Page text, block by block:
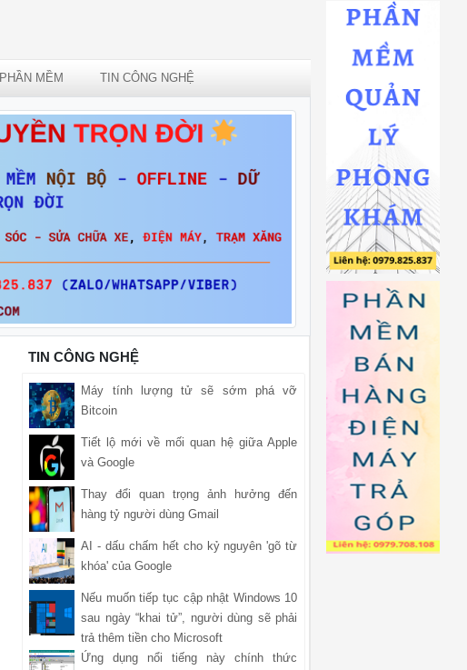
PHẦN MỀM TIN CÔNG NGHỆ
TIN CÔNG NGHỆ
Máy tính lượng tử sẽ sớm phá vỡ
Bitcoin
Tiết lộ mới về mối quan hệ giữa Apple
và Google
Thay đổi quan trọng ảnh hưởng đến
hàng tỷ người dùng Gmail
AI - dấu chấm hết cho kỷ nguyên 'gõ từ
khóa' của Google
Nếu muốn tiếp tục cập nhật Windows 10
sau ngày “khai tử”, người dùng sẽ phải
trả thêm tiền cho Microsoft
Ứng dụng nổi tiếng này chính thức